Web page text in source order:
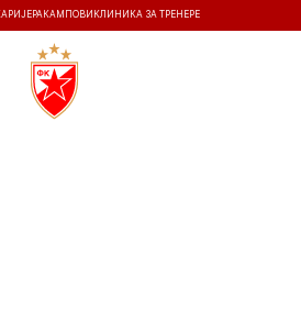
КАМПОВИ КЛИНИКА ЗА ТРЕНЕРЕ